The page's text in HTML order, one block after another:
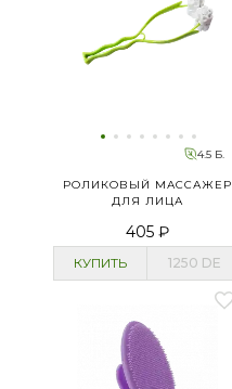
4.5 Б.
РОЛИКОВЫЙ МАССАЖЕР
ДЛЯ ЛИЦА
405 ₽
КУПИТЬ 1250 DE